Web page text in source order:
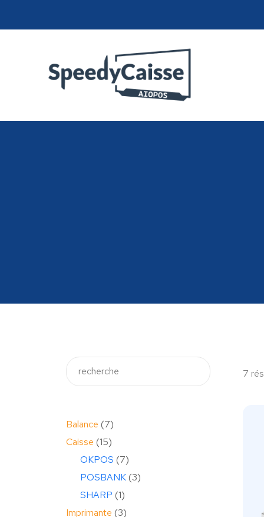
7
Balance 7
Caisse 15
OKPOS 7
POSBANK 3
SHARP 1
Imprimante 3